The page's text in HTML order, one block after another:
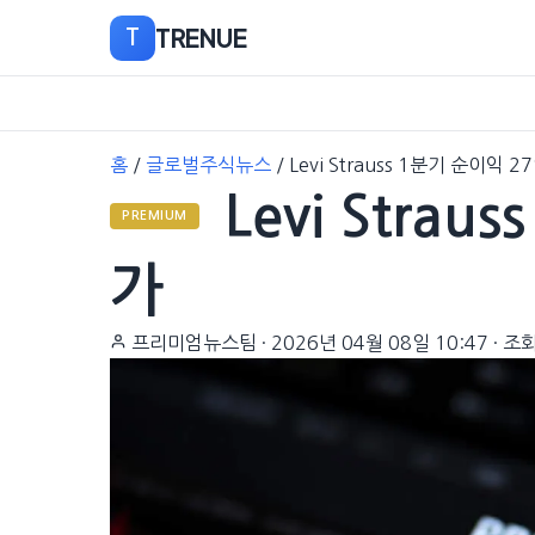
T TRENUE
홈 / 글로벌주식뉴스 / Levi Strauss 1분기 순이익
PREMIUM
Levi
가
프리미엄뉴스팀 · 2026년 04월 08일 10:47 · 조